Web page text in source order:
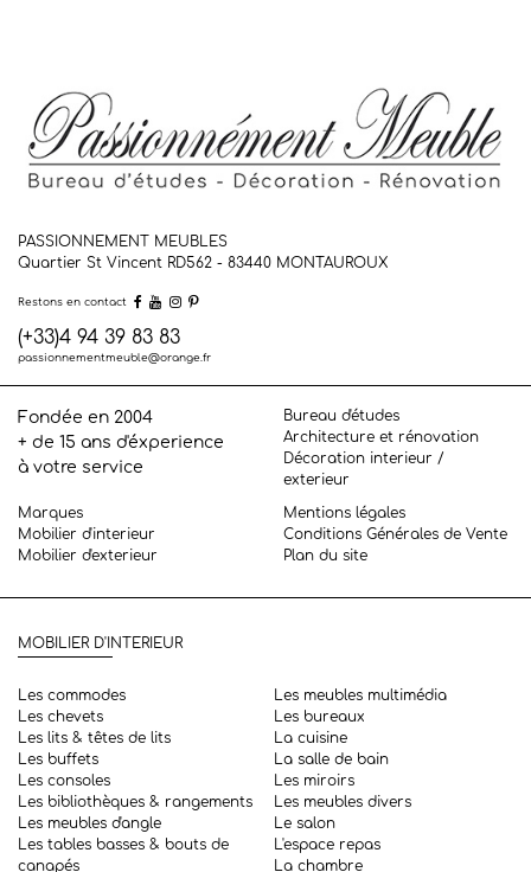
PASSIONNEMENT MEUBLES
Quartier St Vincent RD562 - 83440 MONTAUROUX
Restons en contact
(+33)4 94 39 83 83
passionnementmeuble@orange.fr
Fondée en 2004
+ de 15 ans d'éxperience
à votre service
Bureau d'études
Architecture et rénovation
Décoration interieur /
exterieur
Marques
Mobilier d'interieur
Mobilier d'exterieur
Mentions légales
Conditions Générales de Vente
Plan du site
MOBILIER D'INTERIEUR
Les commodes
Les chevets
Les lits & têtes de lits
Les buffets
Les consoles
Les bibliothèques & rangements
Les meubles d'angle
Les tables basses & bouts de
canapés
Les meubles multimédia
Les bureaux
La cuisine
La salle de bain
Les miroirs
Les meubles divers
Le salon
L'espace repas
La chambre